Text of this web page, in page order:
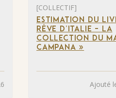
[COLLECTIF]
ESTIMATION DU
RÊVE D’ITALIE – LA
COLLECTION DU
CAMPANA »
Ajouté